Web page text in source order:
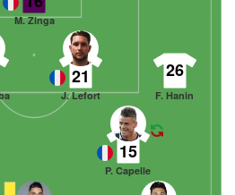
M. Zinga
26
F. Hanin
21
J. Lefort
15
P. Capelle